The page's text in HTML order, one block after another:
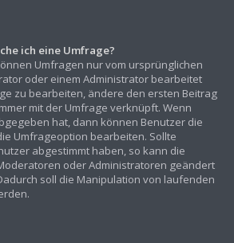
ich eine Umfrage?
Umfragen nur vom ursprünglichen
oder einem Administrator bearbeitet
zu bearbeiten, ändere den ersten Beitrag
mit der Umfrage verknüpft. Wenn
hat, dann können Benutzer die
Umfrageoption bearbeiten. Sollte
abgestimmt haben, so kann die
oder Administratoren geändert
soll die Manipulation von laufenden